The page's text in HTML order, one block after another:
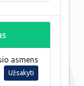
asmens
Užsakyti